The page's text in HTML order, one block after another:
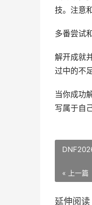
技。注意
多番尝试
解开成就
过中的不
当你成功
写属于自
« 上一篇
延伸阅读